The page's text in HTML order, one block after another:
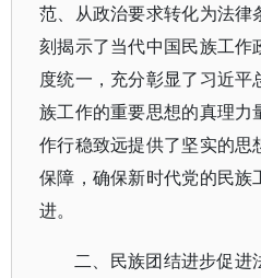
范、从政治要求转化为法律
刻揭示了当代中国民族工作
度统一，充分彰显了习近平
族工作的重要思想的真理
作行稳致远提供了坚实的
保障，确保新时代党的民
进。
二、民族团结进步促进